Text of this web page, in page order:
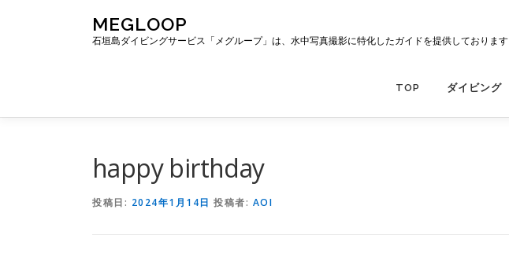
ス
MEGLOOP
石垣島ダイビングサービス「メグループ」は、水中写真撮影に特化したガイドを提供しております
TOP ダイビング
happy birthday
投稿日: 2024年1月14日 投稿者: AOI